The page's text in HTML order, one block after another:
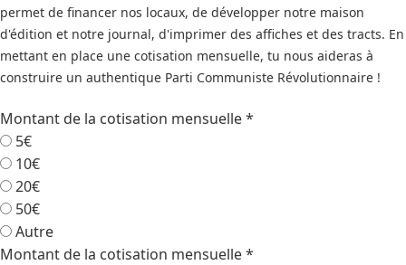
permet de financer nos locaux, de développer notre maison
d'édition et notre journal, d'imprimer des affiches et des tracts. En
mettant en place une cotisation mensuelle, tu nous aideras à
construire un authentique Parti Communiste Révolutionnaire !
Montant de la cotisation mensuelle*
5€
10€
20€
50€
Autre
Montant de la cotisation mensuelle*